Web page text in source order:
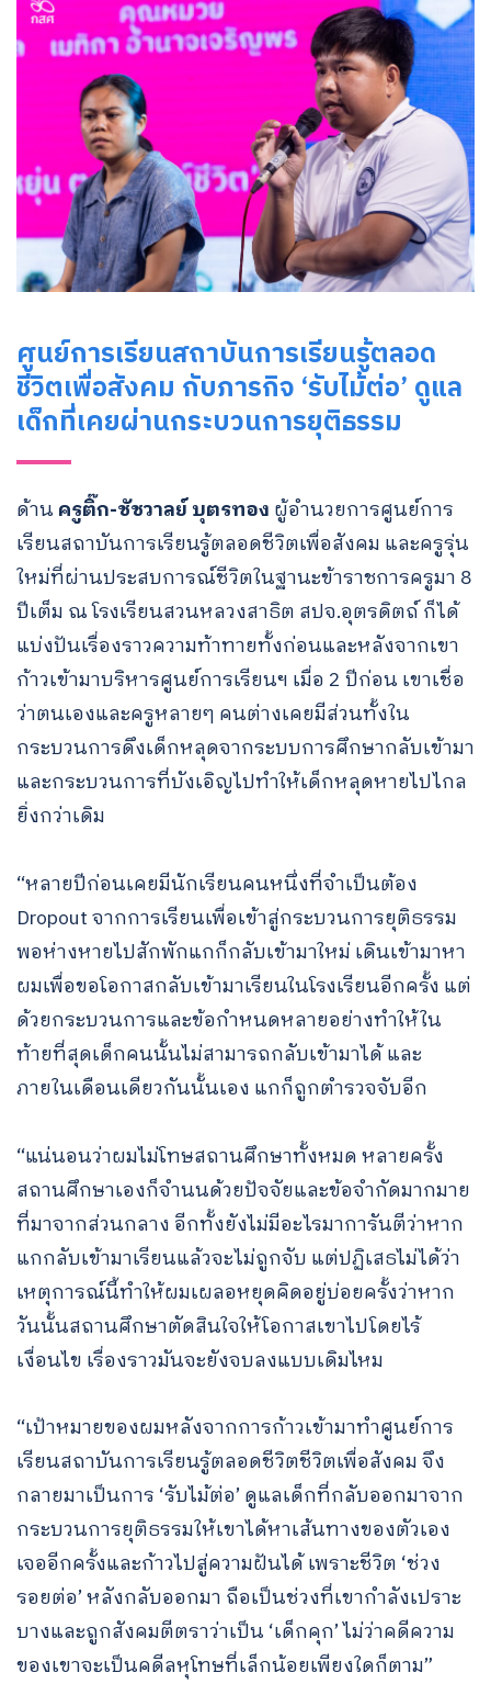
for:
ศูนย์การเรียนสถาบันการเรียนรู้ตลอด
ชีวิตเพื่อสังคม กับภารกิจ ‘รับไม้ต่อ’ ดูแล
เด็กที่เคยผ่านกระบวนการยุติธรรม
ด้าน ครูติ๊ก-ชัชวาลย์ บุตรทอง ผู้อำนวยการศูนย์การ
เรียนสถาบันการเรียนรู้ตลอดชีวิตเพื่อสังคม และครูรุ่น
ใหม่ที่ผ่านประสบการณ์ชีวิตในฐานะข้าราชการครูมา 8
ปีเต็ม ณ โรงเรียนสวนหลวงสาธิต สปจ.อุตรดิตถ์ ก็ได้
แบ่งปันเรื่องราวความท้าทายทั้งก่อนและหลังจากเขา
ก้าวเข้ามาบริหารศูนย์การเรียนฯ เมื่อ 2 ปีก่อน เขาเชื่อ
ว่าตนเองและครูหลายๆ คนต่างเคยมีส่วนทั้งใน
กระบวนการดึงเด็กหลุดจากระบบการศึกษากลับเข้ามา
และกระบวนการที่บังเอิญไปทำให้เด็กหลุดหายไปไกล
ยิ่งกว่าเดิม
“หลายปีก่อนเคยมีนักเรียนคนหนึ่งที่จำเป็นต้อง
Dropout จากการเรียนเพื่อเข้าสู่กระบวนการยุติธรรม
พอห่างหายไปสักพักแกก็กลับเข้ามาใหม่ เดินเข้ามาหา
ผมเพื่อขอโอกาสกลับเข้ามาเรียนในโรงเรียนอีกครั้ง แต่
ด้วยกระบวนการและข้อกำหนดหลายอย่างทำให้ใน
ท้ายที่สุดเด็กคนนั้นไม่สามารถกลับเข้ามาได้ และ
ภายในเดือนเดียวกันนั้นเอง แกก็ถูกตำรวจจับอีก
“แน่นอนว่าผมไม่โทษสถานศึกษาทั้งหมด หลายครั้ง
สถานศึกษาเองก็จำนนด้วยปัจจัยและข้อจำกัดมากมาย
ที่มาจากส่วนกลาง อีกทั้งยังไม่มีอะไรมาการันตีว่าหาก
แกกลับเข้ามาเรียนแล้วจะไม่ถูกจับ แต่ปฏิเสธไม่ได้ว่า
เหตุการณ์นี้ทำให้ผมเผลอหยุดคิดอยู่บ่อยครั้งว่าหาก
วันนั้นสถานศึกษาตัดสินใจให้โอกาสเขาไปโดยไร้
เงื่อนไข เรื่องราวมันจะยังจบลงแบบเดิมไหม
“เป้าหมายของผมหลังจากการก้าวเข้ามาทำศูนย์การ
เรียนสถาบันการเรียนรู้ตลอดชีวิตชีวิตเพื่อสังคม จึง
กลายมาเป็นการ ‘รับไม้ต่อ’ ดูแลเด็กที่กลับออกมาจาก
กระบวนการยุติธรรมให้เขาได้หาเส้นทางของตัวเอง
เจออีกครั้งและก้าวไปสู่ความฝันได้ เพราะชีวิต ‘ช่วง
รอยต่อ’ หลังกลับออกมา ถือเป็นช่วงที่เขากำลังเปราะ
บางและถูกสังคมตีตราว่าเป็น ‘เด็กคุก’ ไม่ว่าคดีความ
ของเขาจะเป็นคดีลหุโทษที่เล็กน้อยเพียงใดก็ตาม”